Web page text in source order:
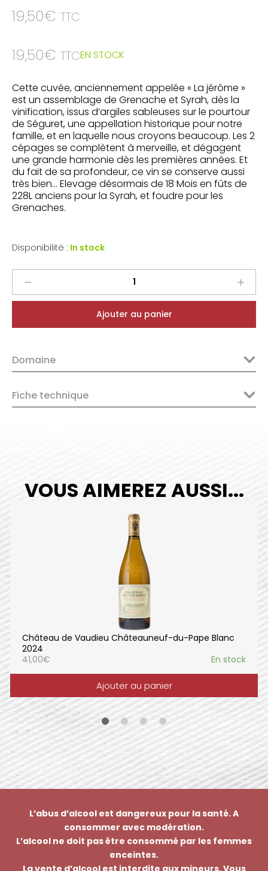
19,50€ TTC
19,50€ TTCEN STOCK
Cette cuvée, anciennement appelée « La jérôme »
est un assemblage de Grenache et Syrah, dès la
vinification, issus d’argiles sableuses sur le pourtour
de Séguret, une appellation historique pour notre
famille, et en laquelle nous croyons beaucoup. Les 2
cépages se complètent à merveille, et dégagent
une grande harmonie dès les premières années. Et
du fait de sa profondeur, ce vin se conserve aussi
très bien… Elevage désormais de 18 Mois en fûts de
228L anciens pour la Syrah, et foudre pour les
Grenaches.
Disponibilité : In stock
Bosquets
du
Villages
Séguret
2023
Ajouter au panier
Domaine
Fiche technique
VOUS AIMEREZ AUSSI...
Château de Vaudieu Châteauneuf-du-Pape Blanc
2024
41,00€ En stock
Ajouter au panier
L’abus d’alcool est dangereux pour la santé. A
consommer avec modération.
L’alcool ne doit pas être consommé par les femmes
enceintes.
La vente d’alcool est interdite aux mineurs. Vous